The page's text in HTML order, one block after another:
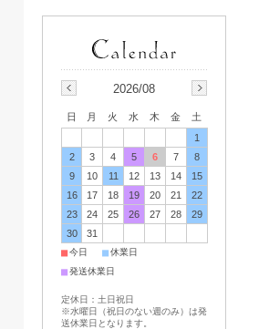
2026/08
日 月 火 水 木 金
土
1
2
3 4 5 6 7
8
9
10 11 12 13 14
15
16
17 18 19 20 21
22
23
24 25 26 27 28
29
30
31
■今日 ■休業日
■発送休業日
定休日：土日祝日
※水曜日（祝日のない週のみ）は発
送休業日となります。